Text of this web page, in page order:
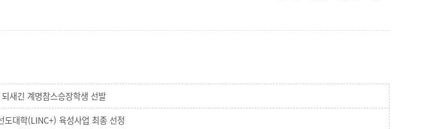
새긴 계명참스승장학생 선발
도대학(LINC+) 육성사업 최종 선정